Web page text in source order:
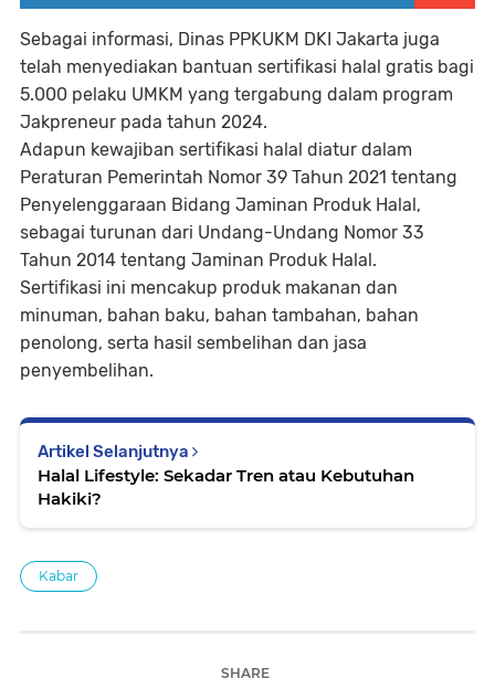
Sebagai informasi, Dinas PPKUKM DKI Jakarta juga
telah menyediakan bantuan sertifikasi halal gratis bagi
5.000 pelaku UMKM yang tergabung dalam program
Jakpreneur pada tahun 2024.
Adapun kewajiban sertifikasi halal diatur dalam
Peraturan Pemerintah Nomor 39 Tahun 2021 tentang
Penyelenggaraan Bidang Jaminan Produk Halal,
sebagai turunan dari Undang-Undang Nomor 33
Tahun 2014 tentang Jaminan Produk Halal.
Sertifikasi ini mencakup produk makanan dan
minuman, bahan baku, bahan tambahan, bahan
penolong, serta hasil sembelihan dan jasa
penyembelihan.
Artikel Selanjutnya
Halal Lifestyle: Sekadar Tren atau Kebutuhan
Hakiki?
Kabar
SHARE